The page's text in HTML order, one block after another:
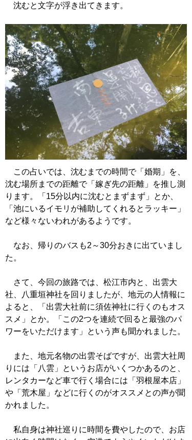
沈むと文字が浮き出てきます。
この占いでは、沈むまでの時間で「婚期」を、
沈む場所までの距離で「嫁ぎ先の距離」を推し測
ります。「15分以内に沈むとまずまず」とか、
「池にいるイモリが補助してくれるとラッキー」
など様々ないわれがあるようです。
なお、帰りのバスも2～30分おきに出ていまし
た。
さて、今回の旅路では、松江市内と、出雲大
社、八重垣神社を回りましたが、地元の人情報に
よると、「出雲大社前に須佐神社に行くのもオス
スメ」とか。「この2つを連続で回ると最強のパ
ワーをいただけます」という声も聞かれました。
また、地元名物の出雲そばですが、出雲大社周
りには「八雲」というお店がいくつかあるのと、
レンタカーなど車で行く場合には「羽根屋本店」
や「荒木屋」などに行くのがオススメとの声が聞
かれました。
私自身は神社巡りに時間を費やしたので、お店